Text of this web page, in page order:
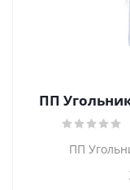
ПП
ПП